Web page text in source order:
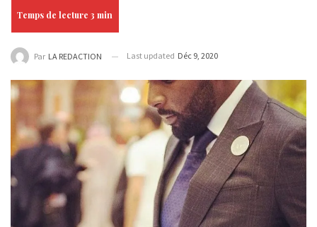
Par LA REDACTION Last updated Déc 9, 2020